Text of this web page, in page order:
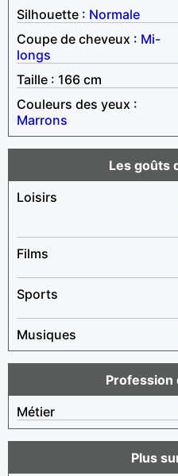
Silhouette : Normale
Coupe de cheveux : Mi-
longs
Taille : 166 cm
Couleurs des yeux :
Marrons
Les goûts
Loisirs
Films
Sports
Musiques
Profession
Métier
Plus